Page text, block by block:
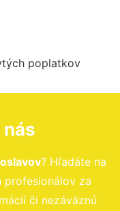
poplatkov
? Hľadáte na
profesionálov za
či nezáväznú